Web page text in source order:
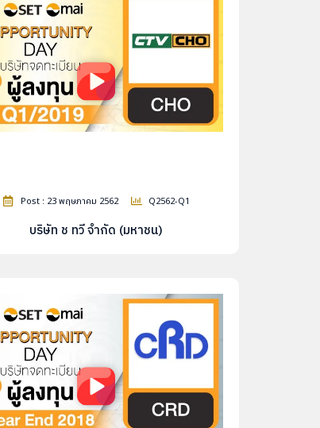
Post : 23 พฤษภาคม 2562 Q2562-Q1
บริษัท ช ทวี จำกัด (มหาชน)